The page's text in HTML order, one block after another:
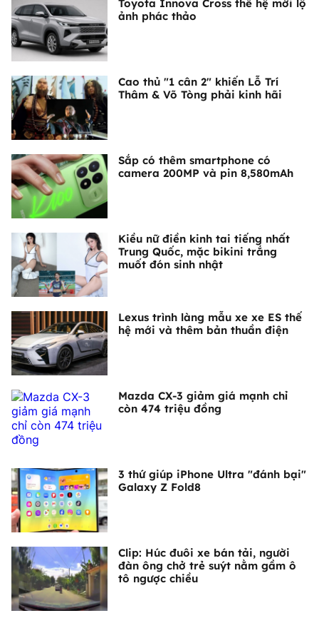
Toyota Innova Cross thế hệ mới lộ
ảnh phác thảo
Cao thủ "1 cân 2" khiến Lỗ Trí
Thâm & Võ Tòng phải kinh hãi
Sắp có thêm smartphone có
camera 200MP và pin 8,580mAh
Kiều nữ điền kinh tai tiếng nhất
Trung Quốc, mặc bikini trắng
muốt đón sinh nhật
Lexus trình làng mẫu xe xe ES thế
hệ mới và thêm bản thuần điện
Mazda CX-3 giảm giá mạnh chỉ
còn 474 triệu đồng
3 thứ giúp iPhone Ultra "đánh bại"
Galaxy Z Fold8
Clip: Húc đuôi xe bán tải, người
đàn ông chở trẻ suýt nằm gầm ô
tô ngược chiều